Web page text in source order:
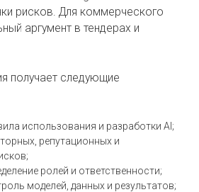
рисков. Для коммерческого
аргумент в тендерах и
получает следующие
использования и разработки AI;
репутационных и
ролей и ответственности;
моделей, данных и результатов;